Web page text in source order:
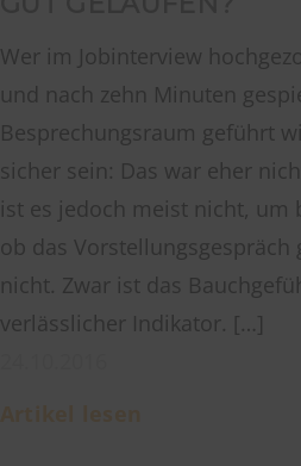
Wer im Jobinterview
und nach zehn Minuten
Besprechungsraum geführt
sicher sein: Das war eher
ist es jedoch meist nicht, um
ob das
nicht. Zwar ist das
verlässlicher Indikator. […]